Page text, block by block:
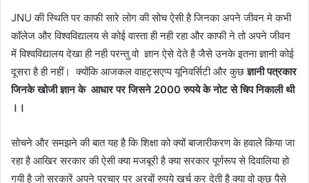
JNU की स्थिति पर काफी सारे लोग की सोच ऐसी है जिनका अपने जीवन मे कभी
कॉलेज और विश्वविद्यालय से कोई वास्ता ही नही रहा और काफी ने तो अपने जीवन
में विश्वविद्यालय देखा ही नही परन्तु वो ज्ञान ऐसे देते है जैसे उनके इतना ज्ञानी कोई
दूसरा है ही नहीं। क्योंकि आजकल वाहट्सएप्प यूनिवर्सिटी और कुछज्ञानी पत्रकार
जिनके खोजी ज्ञान के आधार पर जिसने 2000 रुपये के नोट से चिप निकाली थी
।।
सोचने और समझने की बात यह है कि शिक्षा को क्यों बाजारीकरण के हवाले किया जा
रहा है आखिर सरकार की ऐसी क्या मजबूरी है क्या सरकार पूर्णरूप से दिवालिया हो
गयी है जो सरकारें अपने प्रचार पर अरबों रुपये खर्च कर देती है क्या वो कुछ पैसे